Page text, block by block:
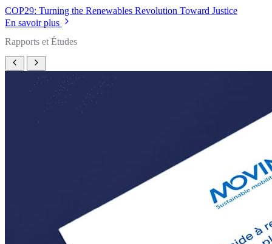
COP29: Turning the Renewables Revolution Toward Justice
En savoir plus
Rapports et Études